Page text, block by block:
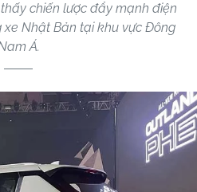
chiến lược đẩy mạnh điện
Nhật Bản tại khu vực Đông
Á.